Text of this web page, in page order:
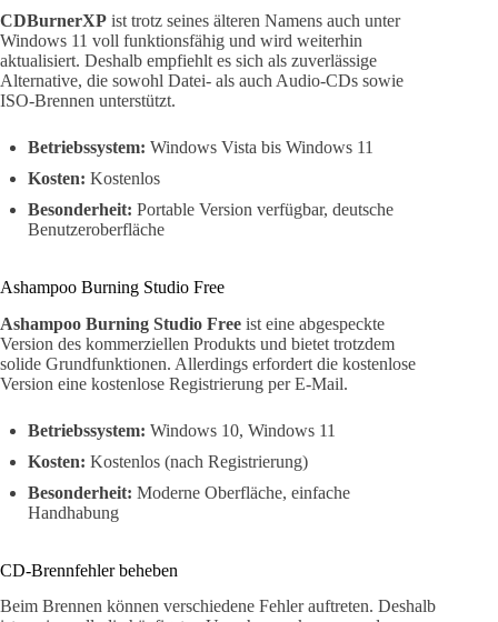
CDBurnerXP ist trotz seines älteren Namens auch unter
Windows 11 voll funktionsfähig und wird weiterhin
aktualisiert. Deshalb empfiehlt es sich als zuverlässige
Alternative, die sowohl Datei- als auch Audio-CDs sowie
ISO-Brennen unterstützt.
Betriebssystem: Windows Vista bis Windows 11
Kosten: Kostenlos
Besonderheit: Portable Version verfügbar, deutsche
Benutzeroberfläche
Ashampoo Burning Studio Free
Ashampoo Burning Studio Free ist eine abgespeckte
Version des kommerziellen Produkts und bietet trotzdem
solide Grundfunktionen. Allerdings erfordert die kostenlose
Version eine kostenlose Registrierung per E-Mail.
Betriebssystem: Windows 10, Windows 11
Kosten: Kostenlos (nach Registrierung)
Besonderheit: Moderne Oberfläche, einfache
Handhabung
CD-Brennfehler beheben
Beim Brennen können verschiedene Fehler auftreten. Deshalb